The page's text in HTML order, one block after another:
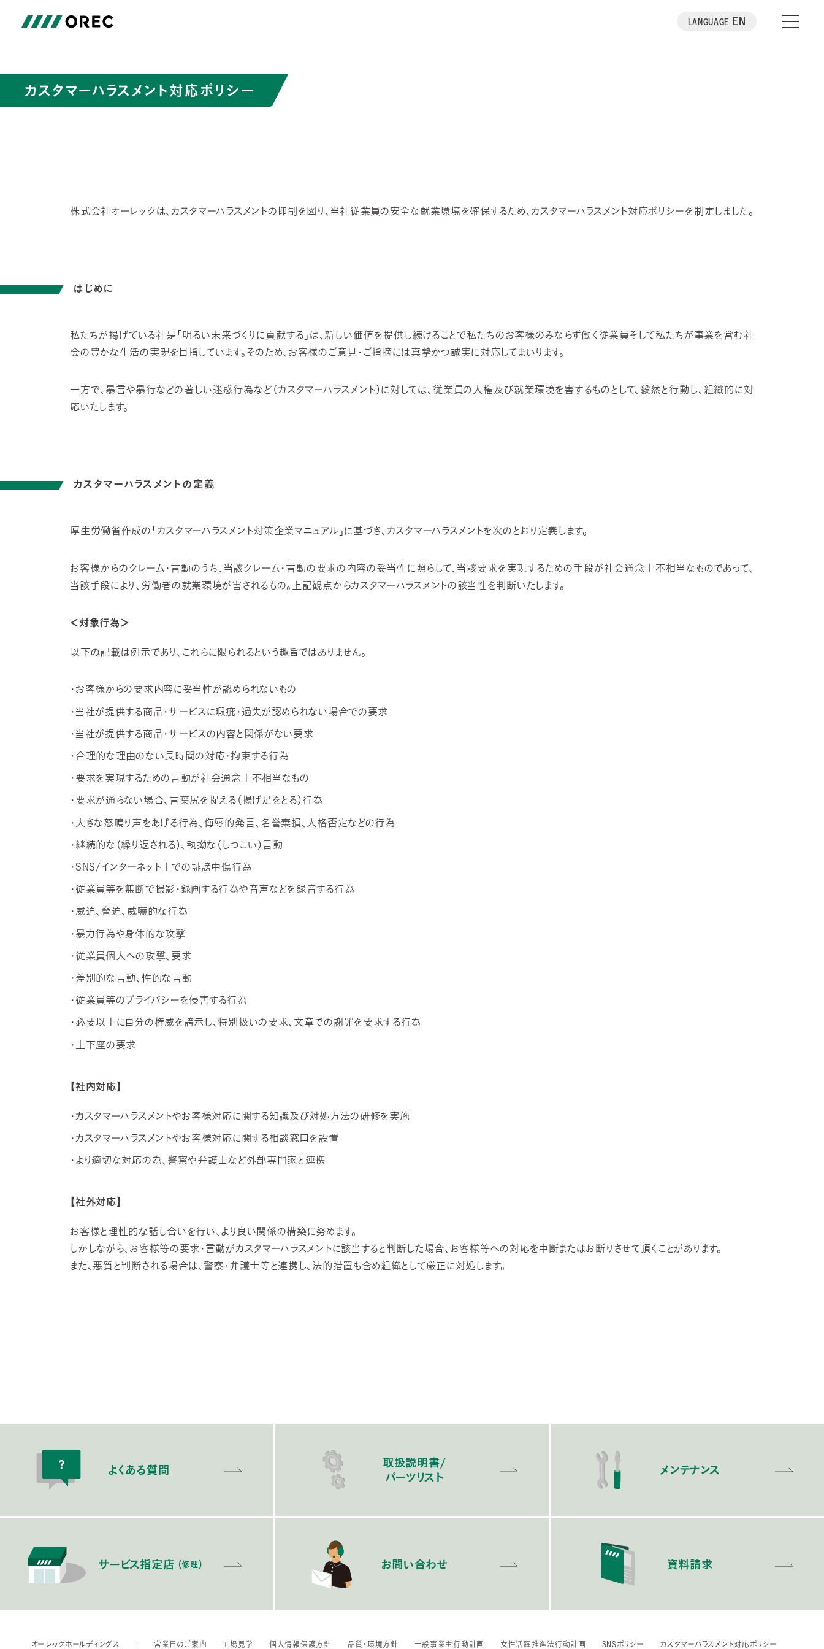
LANGUAGE EN
カスタマーハラスメント対応ポリシー
株式会社オーレックは、カスタマーハラスメントの抑制を図り、当社従業員の安全な就業環境を確保するため、カスタマーハラスメント対応ポリシーを制定しました。
はじめに
私たちが掲げている社是「明るい未来づくりに貢献する」は、新しい価値を提供し続けることで私たちのお客様のみならず働く従業員そして私たちが事業を営む社
会の豊かな生活の実現を目指しています。そのため、お客様のご意見・ご指摘には真摯かつ誠実に対応してまいります。
一方で、暴言や暴行などの著しい迷惑行為など（カスタマーハラスメント）に対しては、従業員の人権及び就業環境を害するものとして、毅然と行動し、組織的に対
応いたします。
カスタマーハラスメントの定義
厚生労働省作成の「カスタマーハラスメント対策企業マニュアル」に基づき、カスタマーハラスメントを次のとおり定義します。
お客様からのクレーム・言動のうち、当該クレーム・言動の要求の内容の妥当性に照らして、当該要求を実現するための手段が社会通念上不相当なものであって、
当該手段により、労働者の就業環境が害されるもの。上記観点からカスタマーハラスメントの該当性を判断いたします。
＜対象行為＞
以下の記載は例示であり、これらに限られるという趣旨ではありません。
・お客様からの要求内容に妥当性が認められないもの
・当社が提供する商品・サービスに瑕疵・過失が認められない場合での要求
・当社が提供する商品・サービスの内容と関係がない要求
・合理的な理由のない長時間の対応・拘束する行為
・要求を実現するための言動が社会通念上不相当なもの
・要求が通らない場合、言葉尻を捉える（揚げ足をとる）行為
・大きな怒鳴り声をあげる行為、侮辱的発言、名誉棄損、人格否定などの行為
・継続的な（繰り返される）、執拗な（しつこい）言動
・SNS/インターネット上での誹謗中傷行為
・従業員等を無断で撮影・録画する行為や音声などを録音する行為
・威迫、脅迫、威嚇的な行為
・暴力行為や身体的な攻撃
・従業員個人への攻撃、要求
・差別的な言動、性的な言動
・従業員等のプライバシーを侵害する行為
・必要以上に自分の権威を誇示し、特別扱いの要求、文章での謝罪を要求する行為
・土下座の要求
【社内対応】
・カスタマーハラスメントやお客様対応に関する知識及び対処方法の研修を実施
・カスタマーハラスメントやお客様対応に関する相談窓口を設置
・より適切な対応の為、警察や弁護士など外部専門家と連携
【社外対応】
お客様と理性的な話し合いを行い、より良い関係の構築に努めます。
しかしながら、お客様等の要求・言動がカスタマーハラスメントに該当すると判断した場合、お客様等への対応を中断またはお断りさせて頂くことがあります。
また、悪質と判断される場合は、警察・弁護士等と連携し、法的措置も含め組織として厳正に対処します。
よくある質問
取扱説明書/
パーツリスト
メンテナンス
サービス指定店 （修理） お問い合わせ 資料請求
オーレックホールディングス 営業日のご案内 工場見学 個人情報保護方針 品質・環境方針 一般事業主行動計画 女性活躍推進法行動計画 SNSポリシー カスタマーハラスメント対応ポリシー